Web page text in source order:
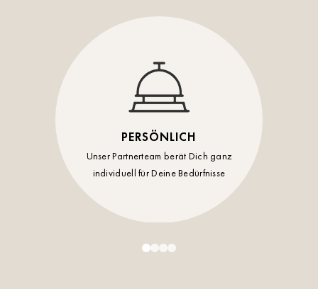
PERSÖNLICH
Unser Partnerteam berät Dich ganz
individuell für Deine Bedürfnisse